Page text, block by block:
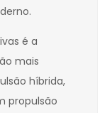
é a
mais
híbrida,
propulsão